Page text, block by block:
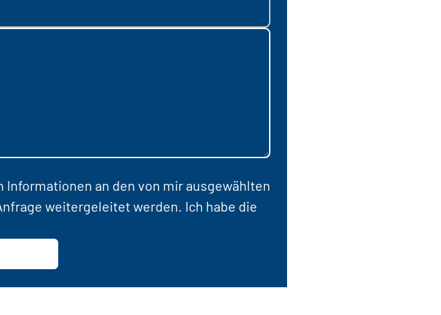
an den von mir ausgewählten
weitergeleitet werden. Ich habe die